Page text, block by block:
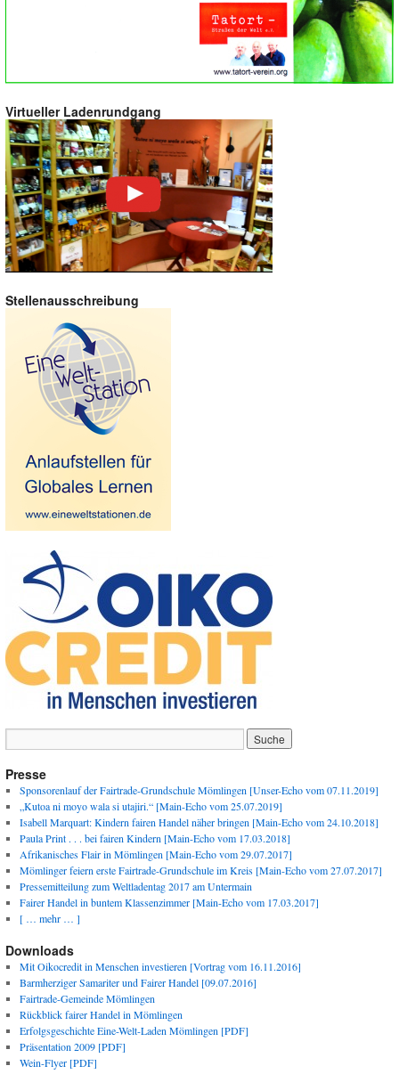
Virtueller Ladenrundgang
Stellenausschreibung
Presse
Sponsorenlauf der Fairtrade-Grundschule Mömlingen [Unser-Echo vom 07.11.2019]
„Kutoa ni moyo wala si utajiri.“ [Main-Echo vom 25.07.2019]
Isabell Marquart: Kindern fairen Handel näher bringen [Main-Echo vom 24.10.2018]
Paula Print . . . bei fairen Kindern [Main-Echo vom 17.03.2018]
Afrikanisches Flair in Mömlingen [Main-Echo vom 29.07.2017]
Mömlinger feiern erste Fairtrade-Grundschule im Kreis [Main-Echo vom 27.07.2017]
Pressemitteilung zum Weltladentag 2017 am Untermain
Fairer Handel in buntem Klassenzimmer [Main-Echo vom 17.03.2017]
[ … mehr … ]
Downloads
Mit Oikocredit in Menschen investieren [Vortrag vom 16.11.2016]
Barmherziger Samariter und Fairer Handel [09.07.2016]
Fairtrade-Gemeinde Mömlingen
Rückblick fairer Handel in Mömlingen
Erfolgsgeschichte Eine-Welt-Laden Mömlingen [PDF]
Präsentation 2009 [PDF]
Wein-Flyer [PDF]